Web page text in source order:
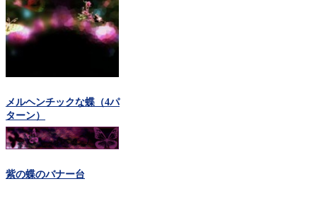
メルヘンチックな蝶（4パ
ターン）
紫の蝶のバナー台